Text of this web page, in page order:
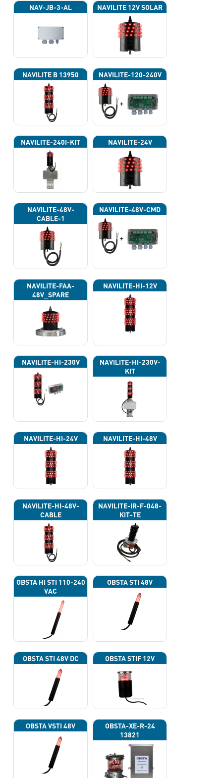
NAV-JB-3-AL NAVILITE 12V SOLAR
NAVILITE B 13950 NAVILITE-120-240V
NAVILITE-240I-KIT NAVILITE-24V
NAVILITE-48V-
CABLE-1
NAVILITE-48V-CMD
NAVILITE-FAA-
48V_SPARE
NAVILITE-HI-12V
NAVILITE-HI-230V
NAVILITE-HI-230V-
KIT
NAVILITE-HI-24V NAVILITE-HI-48V
NAVILITE-HI-48V-
CABLE
NAVILITE-IR-F-048-
KIT-TE
OBSTA HI STI 110-240
VAC
OBSTA STI 48V
OBSTA STI 48V DC OBSTA STIF 12V
OBSTA VSTI 48V
OBSTA-XE-R-24
13821